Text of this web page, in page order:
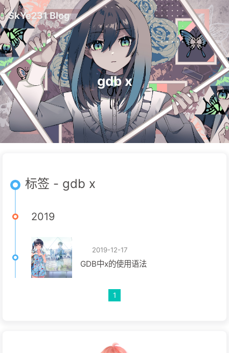
SkYe231 Blog
gdb x
标签 - gdb x
2019
2019-12-17
GDB中x的使用语法
1